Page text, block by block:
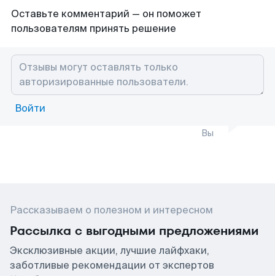
Оставьте комментарий — он поможет
пользователям принять решение
Войти
Вы
Рассказываем о полезном и интересном
Рассылка с выгодными предложениями
Эксклюзивные акции, лучшие лайфхаки,
заботливые рекомендации от экспертов